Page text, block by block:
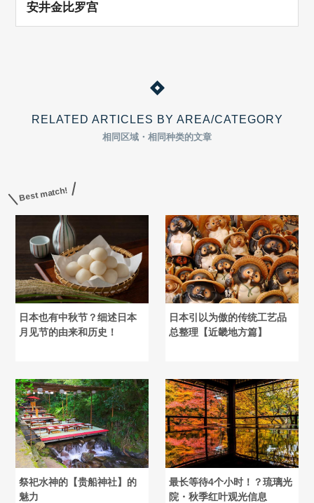
安井金比罗宫
RELATED ARTICLES BY AREA/CATEGORY
相同区域・相同种类的文章
Best match!
日本也有中秋节？细述日本
月见节的由来和历史！
日本引以为傲的传统工艺品
总整理【近畿地方篇】
祭祀水神的【贵船神社】的
魅力
最长等待4个小时！？琉璃光
院・秋季红叶观光信息